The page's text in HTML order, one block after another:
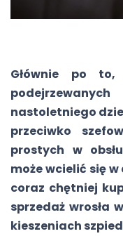
Głównie po
nastoletniego
przeciwko
prostych w
może wcielić się
coraz chętniej
sprzedaż wrosła
kieszeniach